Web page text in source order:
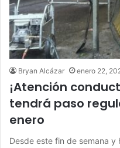
Bryan Alcázar enero 22,
¡Atención
tendrá paso
enero
Desde este fin de semana y